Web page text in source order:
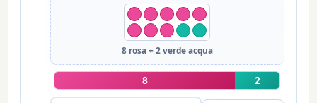
8 rosa + 2 verde acqua
8 2